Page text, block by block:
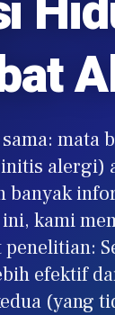
alergi)
banyak
kami
efektif
(yang